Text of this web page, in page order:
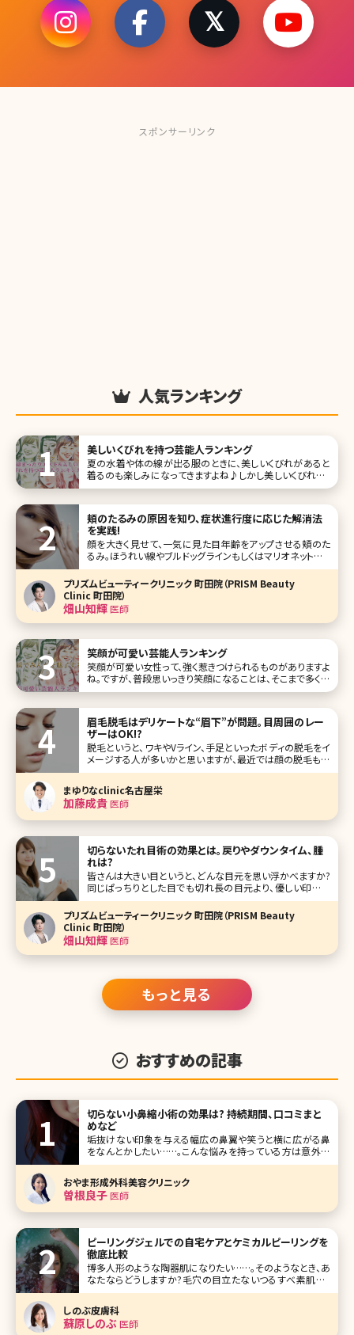
スポンサーリンク
人気ランキング
美しいくびれを持つ芸能人ランキング
夏の水着や体の線が出る服のときに、美しいくびれがあると
着るのも楽しみになってきますよね♪しかし美しいくびれは、
ただ痩せてるだけではダメという難しいものでもありま
ょうか。今回はほどよ
頬のたるみの原因を知り、症状進行度に応じた解消法
を実践!
顔を大きく見せて、一気に見た目年齢をアップさせる頬のた
るみ。ほうれい線やブルドッグラインもしくはマリオネットライ
ンの原因にもなり、頬がたるんでいるだけで、10歳以上老け
て見られてしまうこともあります。加齢による肌の衰えが大き
な原因ですが、実はそれ以外にも頬のたるみが起こる理由
があります。ここでは頬が
プリズムビューティークリニック 町田院（PRISM Beauty
Clinic 町田院）
畑山知輝医師
笑顔が可愛い芸能人ランキング
笑顔が可愛い女性って、強く惹きつけられるものがありますよ
ね。ですが、普段思いっきり笑顔になることは、そこまで多くは
ないはず。きっと今よりもたくさん笑顔になれば、もっと素敵
芸能人」を10人集めてみました!笑顔が可愛い人たちを見て、
素敵な笑
眉毛脱毛はデリケートな“眉下”が問題。目周囲のレー
ザーはOK!?
脱毛というと、ワキやVライン、手足といったボディの脱毛をイ
メージする人が多いかと思いますが、最近では顔の脱毛も人
気があります。そして、中でも眉毛の脱毛は「やっておくとラ
ク」という声が多いんですよ。ここでは、眉毛の脱毛をするメリ
ットと脱毛前に知っておきたい眉脱毛の基本情報についてお
知らせしたいと思いま
まゆりなclinic名古屋栄
加藤成貴医師
切らないたれ目術の効果とは。戻りやダウンタイム、腫
れは?
皆さんは大きい目というと、どんな目元を思い浮かべますか?
同じぱっちりとした目でも切れ長の目元より、優しい印象を
与えるたれ目のほうが男性ウケがいいという意見もありま
す。確かに、男性に人気のある女優やタレントさんでも優しそ
うなたれ
プリズムビューティークリニック 町田院（PRISM Beauty
Clinic 町田院）
畑山知輝医師
もっと見る
おすすめの記事
切らない小鼻縮小術の効果は? 持続期間、口コミまと
めなど
垢抜けない印象を与える幅広の鼻翼や笑うと横に広がる鼻
をなんとかしたい……。こんな悩みを持っている方は意外に
多いのではないでしょうか。鼻は眼や口元と違ってメイクで見
せ方を変えることがほとんどできないパーツ。それだけに本
格的に鼻の印象を変えようと思ったら美容整形に頼るしか
方法はありません。 とはいえ、
おやま形成外科美容クリニック
曽根良子医師
ピーリングジェルでの自宅ケアとケミカルピーリングを
徹底比較
博多人形のような陶器肌になりたい……。そのようなとき、あ
なたならどうしますか?毛穴の目立たないつるすべ素肌は、
大人女子の憧れですよね。ところが、毛穴レスを目指すあま
り、間違ったケアを行い続けて肌トラブルに見舞われてしまっ
たという女性があとを絶ちません。毛穴レスを目指す女性の
心強い味方、それはピ
しのぶ皮膚科
蘇原しのぶ医師